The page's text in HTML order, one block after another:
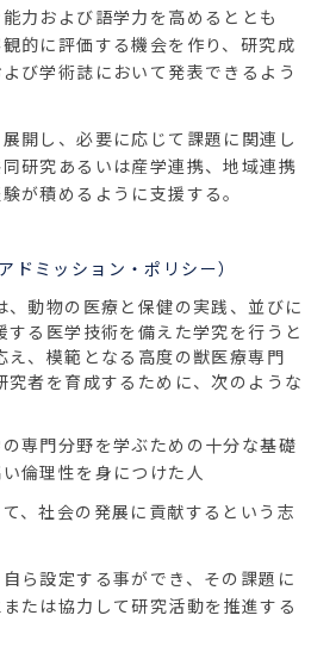
力および語学力を高めるととも
的に評価する機会を作り、研究成
び学術誌において発表できるよう
開し、必要に応じて課題に関連し
研究あるいは産学連携、地域連携
が積めるように支援する。
ドミッション・ポリシー）
、動物の医療と保健の実践、並びに
する医学技術を備えた学究を行うと
え、模範となる高度の獣医療専門
究者を育成するために、次のような
専門分野を学ぶための十分な基礎
倫理性を身につけた人
、社会の発展に貢献するという志
ら設定する事ができ、その課題に
たは協力して研究活動を推進する